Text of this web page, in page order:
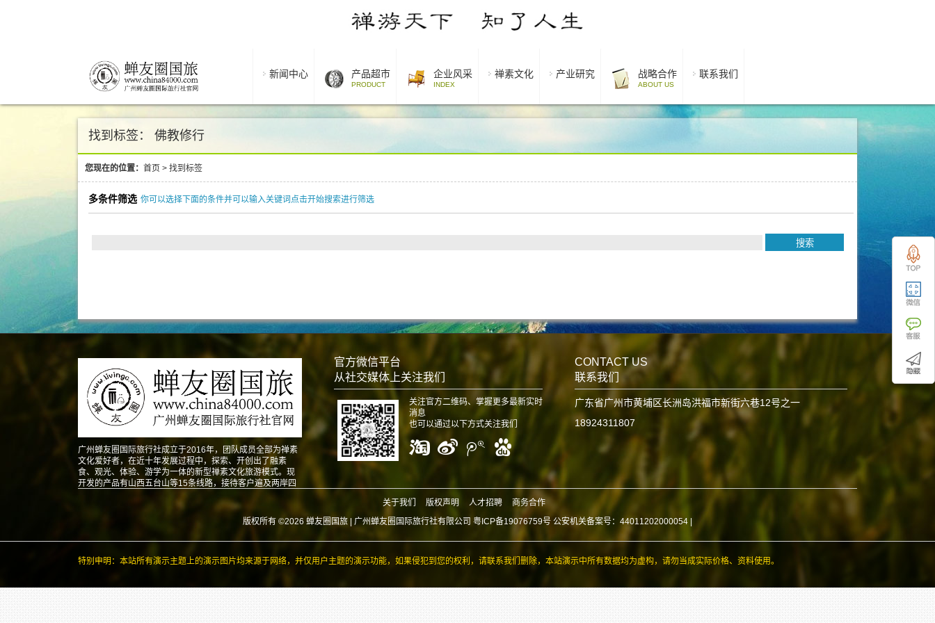
新闻中心 产品超市
PRODUCT
企业风采
INDEX
禅素文化 产业研究 战略合作
ABOUT US
联系我们
找到标签： 佛教修行
您现在的位置： 首页 > 找到标签
多条件筛选 你可以选择下面的条件并可以输入关键词点击开始搜索进行筛选
广州蝉友圈国际旅行社成立于2016年，团队成员全部为禅素
文化爱好者，在近十年发展过程中，探索、开创出了融素
食、观光、体验、游学为一体的新型禅素文化旅游模式。现
开发的产品有山西五台山等15条线路，接待客户遍及两岸四
官方微信平台
从社交媒体上关注我们
关注官方二维码、掌握更多最新实时
消息
也可以通过以下方式关注我们
CONTACT US
联系我们
广东省广州市黄埔区长洲岛洪福市新街六巷12号之一
18924311807
关于我们 版权声明 人才招聘
商务合作
版权所有 ©2026 蝉友圈国旅 | 广州蝉友圈国际旅行社有限公司 粤ICP备19076759号 公安机关备案号：44011202000054
特别申明：本站所有演示主题上的演示图片均来源于网络，并仅用户主题的演示功能，如果侵犯到您的权利，请联系我们删除，本站演示中所有数据均为虚构，请勿当成实际价格、资料使用。